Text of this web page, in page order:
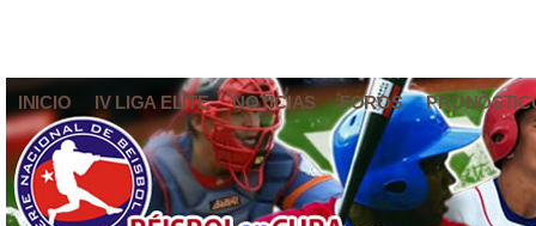
INICIO IV LIGA ELITE NOTICIAS FOROS